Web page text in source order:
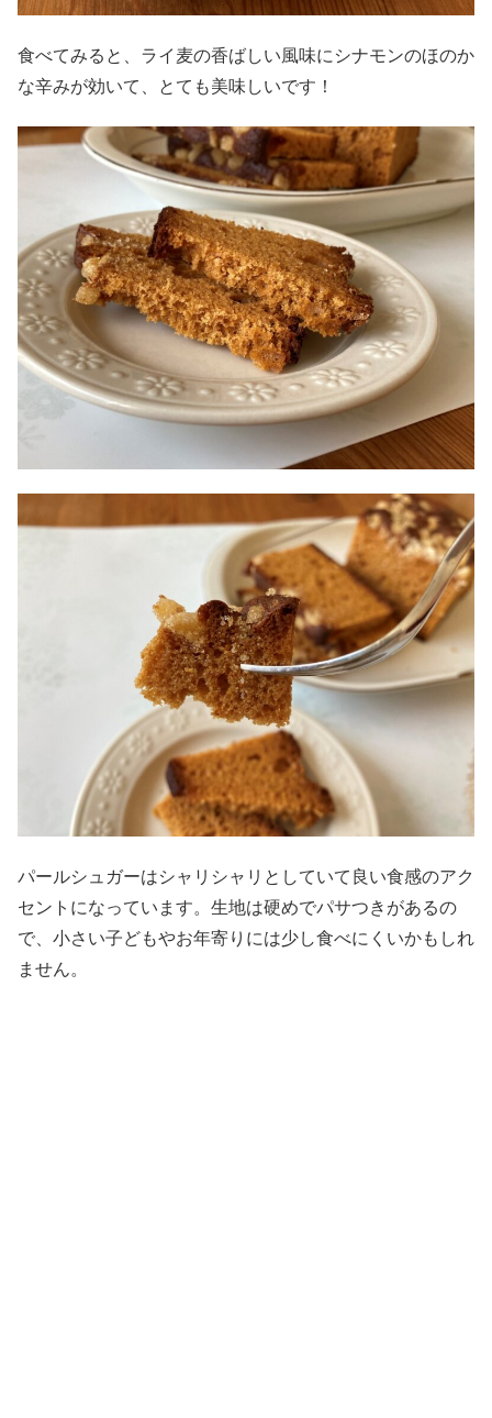
食べてみると、ライ麦の香ばしい風味にシナモンのほのか
な辛みが効いて、とても美味しいです！
パールシュガーはシャリシャリとしていて良い食感のアク
セントになっています。生地は硬めでパサつきがあるの
で、小さい子どもやお年寄りには少し食べにくいかもしれ
ません。